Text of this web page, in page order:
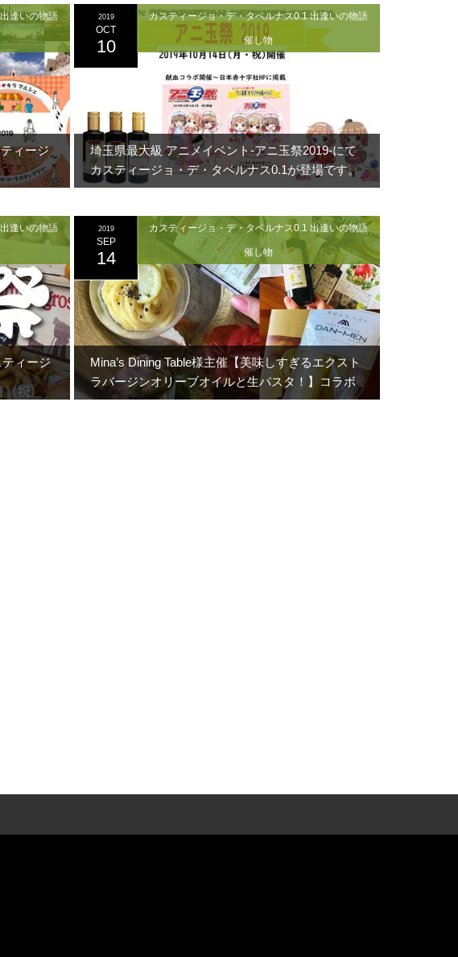
ィージ
逢いの物語
埼玉県最大級 アニメイベント‐アニ玉祭2019-にて
カスティージョ・デ・タベルナス0.1が登場です。
2019
OCT
10
カスティージョ・デ・タベルナス0.1 出逢いの物語
催し物
ィージ
逢いの物語
Mina’s Dining Table様主催【美味しすぎるエクスト
ラバージンオリーブオイルと生パスタ！】コラボ
レッスン開催のお知らせ
2019
SEP
14
カスティージョ・デ・タベルナス0.1 出逢いの物語
催し物